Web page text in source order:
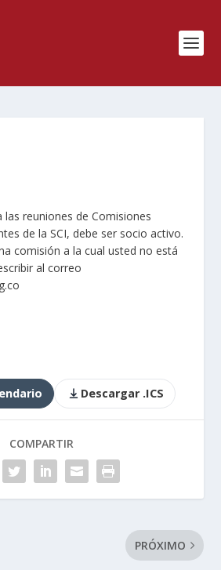
las reuniones de Comisiones
de la SCI, debe ser socio activo.
comisión a la cual usted no está
al correo
Descargar .ICS
COMPARTIR
PRÓXIMO